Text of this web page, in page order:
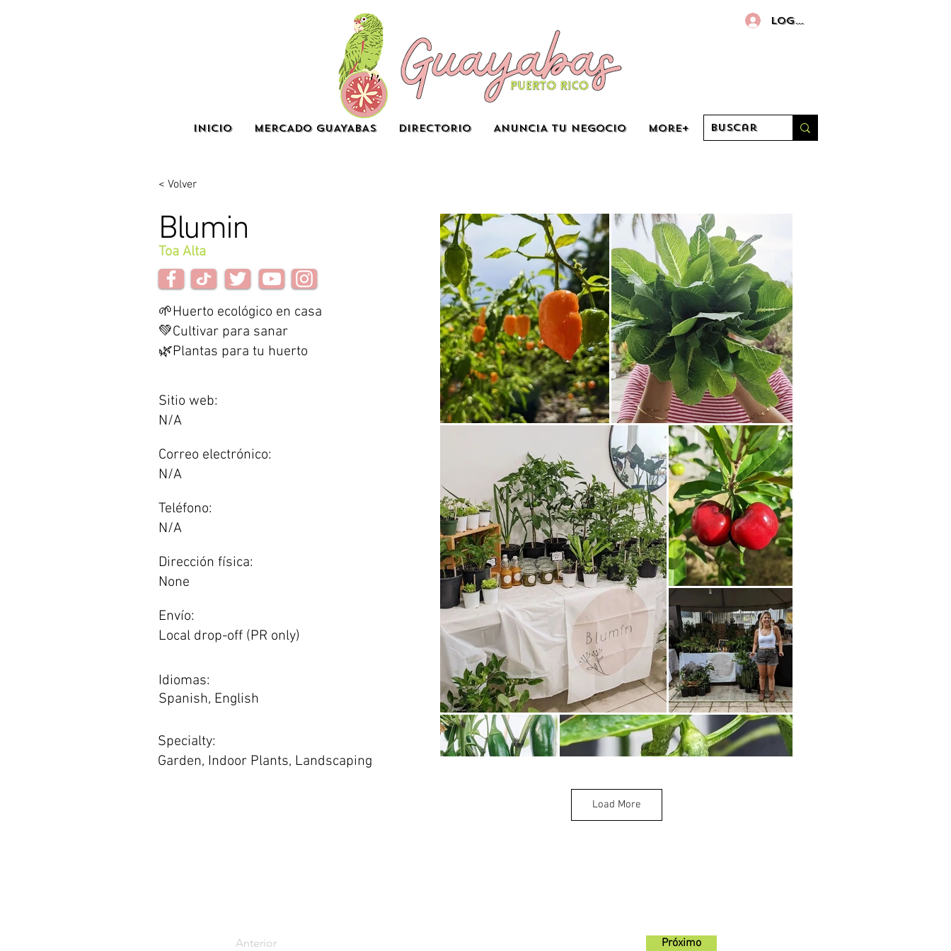
INICIO MERCADO GUAYABAS DIRECTORIO ANUNCIA TU NEGOCIO More+
Log in
< Volver
Blumin
Toa Alta
🌱Huerto ecológico en casa
💚Cultivar para sanar
🌿Plantas para tu huerto
Sitio web:
N/A
Correo electrónico:
N/A
Teléfono:
N/A
Dirección física:
None
Envío:
Local drop-off (PR only)
Idiomas:
Spanish, English
Specialty:
Garden, Indoor Plants, Landscaping
Anterior
Load More
Próximo